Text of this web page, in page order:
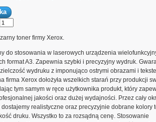
toner firmy Xerox.
do stosowania w laserowych urządzenia
format A3. Zapewnia szybki i precyzyjny wydruk.
wydruku z imponująco ostrymi obrazami i
firma Xerox dołożyła wszelkich starań przy produkcji
tym samym w ręce użytkownika produkt, który
jakości oraz dużej wydajności. Przez cały
realistyczne oraz precyzyjnie dobrane kolory
druku. Wszystko to za rozsądną cenę. Stosowanie